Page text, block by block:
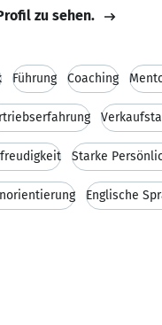
zu sehen.
Führung Coaching
Starke
Englische